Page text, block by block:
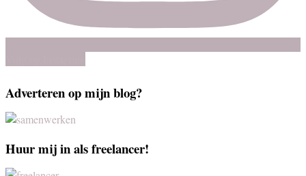
Adverteren op mijn blog?
Huur mij in als freelancer!